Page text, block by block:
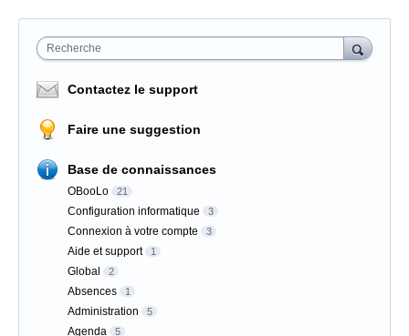
Recherche
Contactez le support
Faire une suggestion
Base de connaissances
OBooLo 21
Configuration informatique 3
Connexion à votre compte 3
Aide et support 1
Global 2
Absences 1
Administration 5
Agenda 5